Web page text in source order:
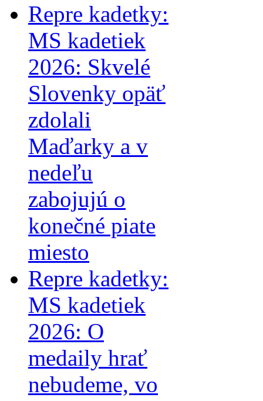
Repre kadetky:
MS kadetiek
2026: Skvelé
Slovenky opäť
zdolali
Maďarky a v
nedeľu
zabojujú o
konečné piate
miesto
Repre kadetky:
MS kadetiek
2026: O
medaily hrať
nebudeme, vo